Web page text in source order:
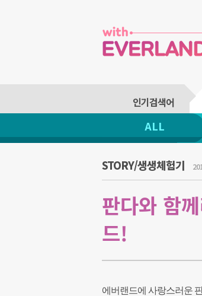
ALL
STORY/생생체험기
판다와 함
드!
에버랜드에 사랑스러운